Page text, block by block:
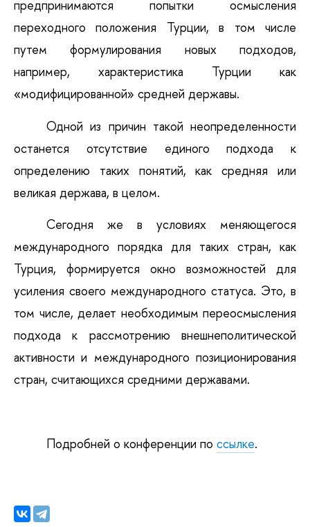
предпринимаются попытки осмысления
переходного положения Турции, в том числе
путем формулирования новых подходов,
например, характеристика Турции как
«модифицированной» средней державы.
Одной из причин такой неопределенности
останется отсутствие единого подхода к
определению таких понятий, как средняя или
великая держава, в целом.
Сегодня же в условиях меняющегося
международного порядка для таких стран, как
Турция, формируется окно возможностей для
усиления своего международного статуса. Это, в
том числе, делает необходимым переосмысления
подхода к рассмотрению внешнеполитической
активности и международного позиционирования
стран, считающихся средними державами.
Подробней о конференции поссылке.